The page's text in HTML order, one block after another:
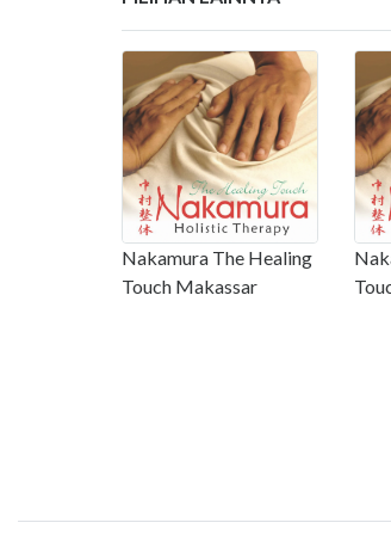
Nakamura The Healing
Touch Makassar